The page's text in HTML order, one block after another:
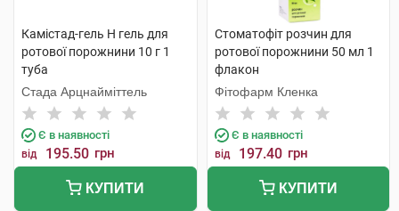
Камістад-гель Н гель для
ротової порожнини 10 г 1
туба
Стада Арцнайміттель
Є в наявності
від 195.50 грн
КУПИТИ
Стоматофіт розчин для
ротової порожнини 50 мл 1
флакон
Фітофарм Кленка
Є в наявності
від 197.40 грн
КУПИТИ